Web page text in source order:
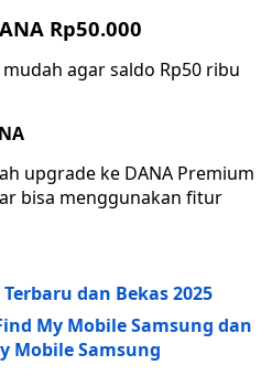
Rp50.000
agar saldo Rp50 ribu
upgrade ke DANA Premium
bisa menggunakan fitur
dan Bekas 2025
My Mobile Samsung dan
Mobile Samsung